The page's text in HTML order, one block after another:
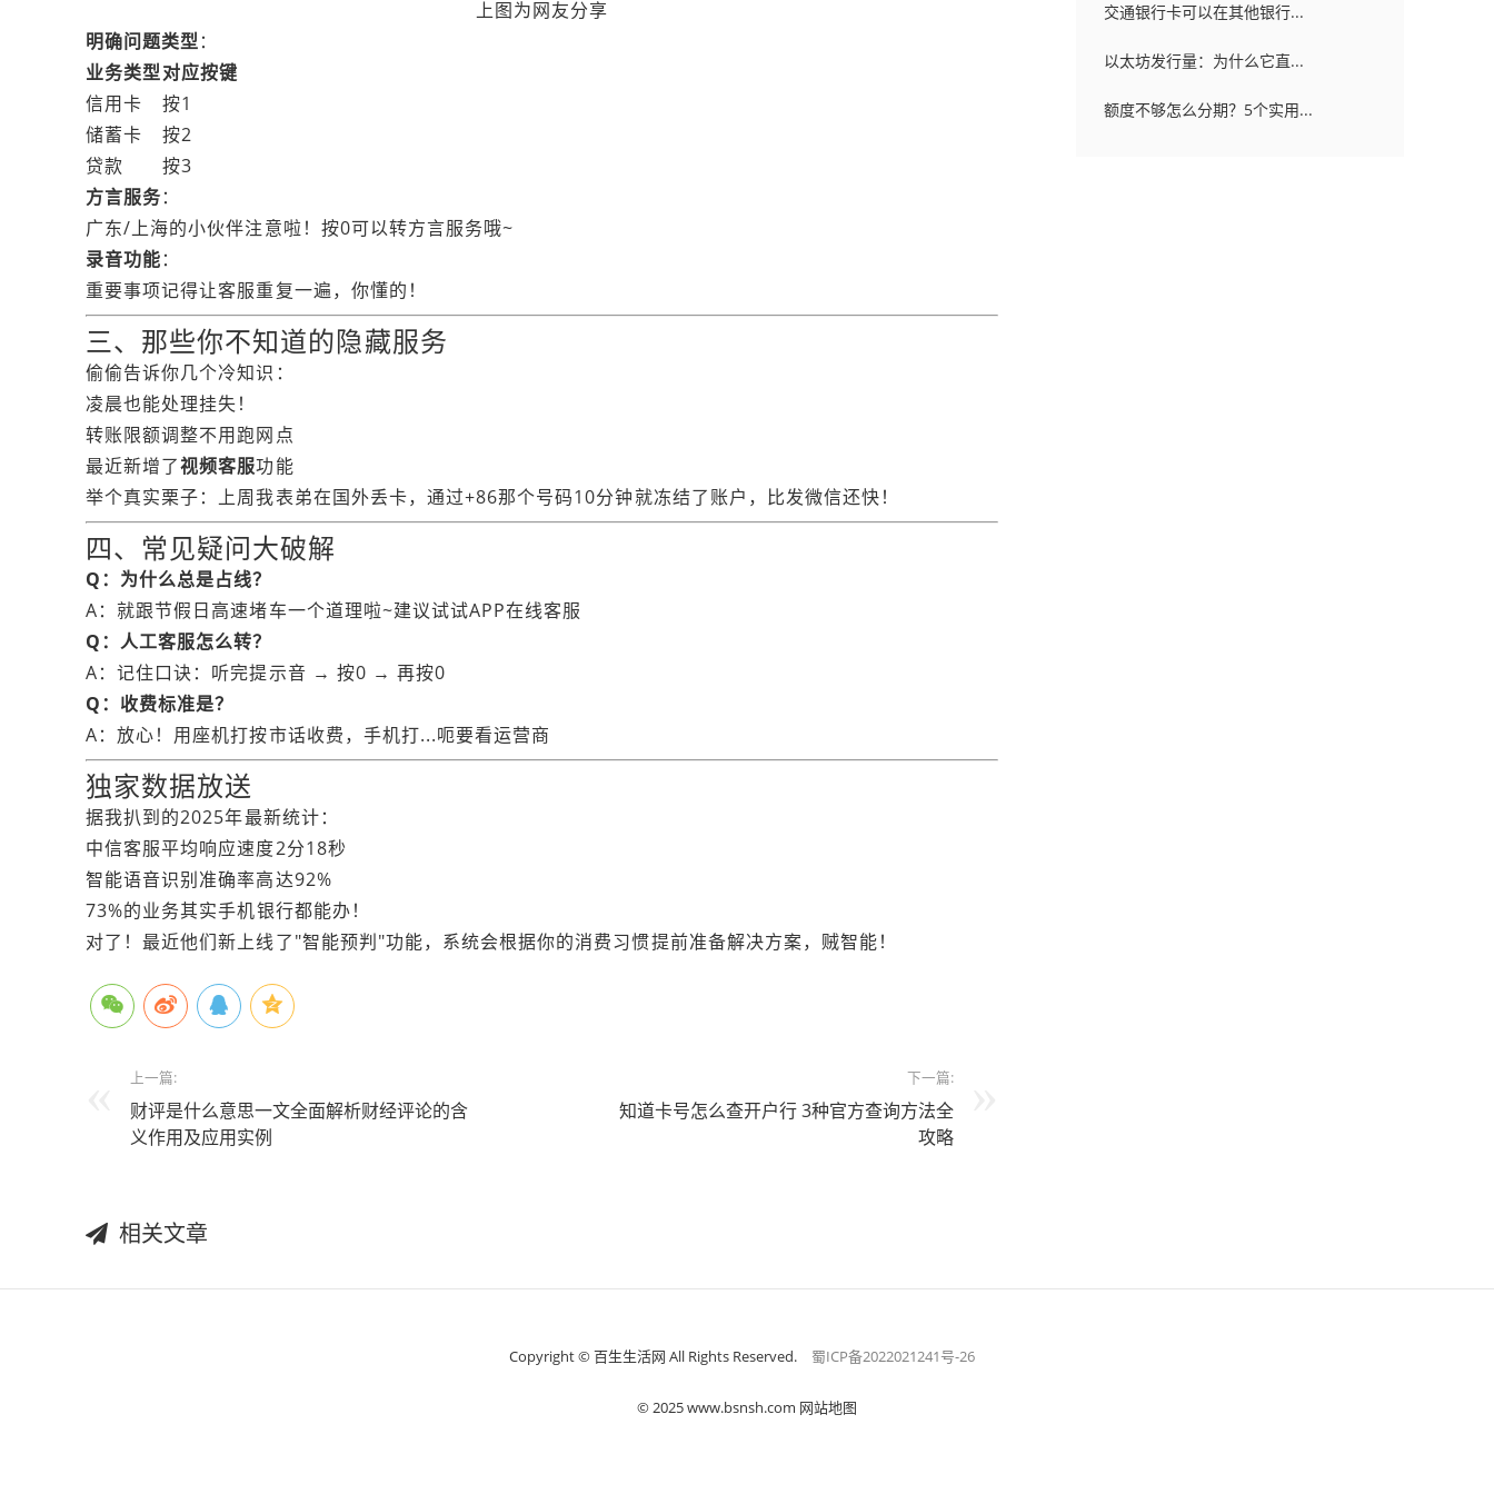
上图为网友分享
明确问题类型：
业务类型对应按键
信用卡
按1
储蓄卡
按2
贷款
按3
方言服务：
广东/上海的小伙伴注意啦！按0可以转方言服务哦~
录音功能：
重要事项记得让客服重复一遍，你懂的！
三、那些你不知道的隐藏服务
偷偷告诉你几个冷知识：
凌晨也能处理挂失！
转账限额调整不用跑网点
最近新增了视频客服功能
举个真实栗子：上周我表弟在国外丢卡，通过+86那个号码10分钟就冻结了账户，比发微信还快！
四、常见疑问大破解
Q：为什么总是占线？
A：就跟节假日高速堵车一个道理啦~建议试试APP在线客服
Q：人工客服怎么转？
A：记住口诀：听完提示音 → 按0 → 再按0
Q：收费标准是？
A：放心！用座机打按市话收费，手机打...呃要看运营商
独家数据放送
据我扒到的2025年最新统计：
中信客服平均响应速度2分18秒
智能语音识别准确率高达92%
73%的业务其实手机银行都能办！
对了！最近他们新上线了"智能预判"功能，系统会根据你的消费习惯提前准备解决方案，贼智能！
上一篇:
财评是什么意思一文全面解析财经评论的含
义作用及应用实例
下一篇:
知道卡号怎么查开户行 3种官方查询方法全
攻略
相关文章
交通银行卡可以在其他银行...
以太坊发行量：为什么它直...
额度不够怎么分期？5个实用...
Copyright © 百生生活网 All Rights Reserved. 蜀ICP备2022021241号-26
© 2025 www.bsnsh.com 网站地图